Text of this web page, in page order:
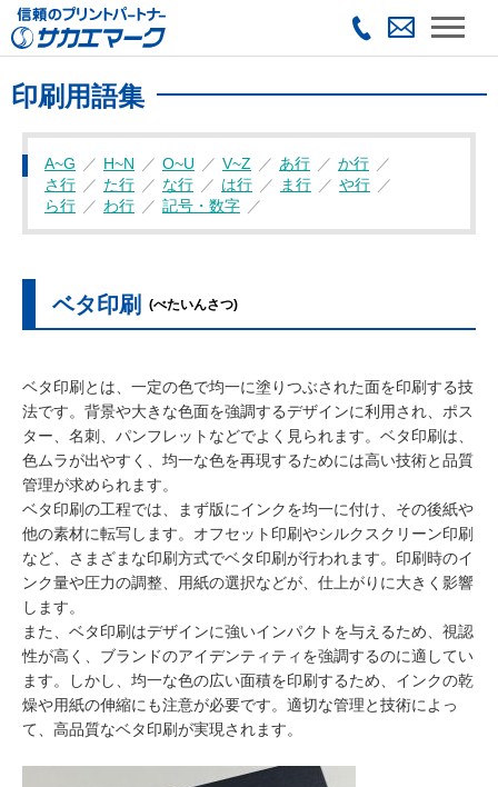
印刷用語集
A~G H~N O~U V~Z あ行
か行
さ行
た行 な行 は行 ま行
や行
ら行
わ行 記号・数字
ベタ印刷 (べたいんさつ)
ベタ印刷とは、一定の色で均一に塗りつぶされた面を印刷する技
法です。背景や大きな色面を強調するデザインに利用され、ポス
ター、名刺、パンフレットなどでよく見られます。ベタ印刷は、
色ムラが出やすく、均一な色を再現するためには高い技術と品質
管理が求められます。
ベタ印刷の工程では、まず版にインクを均一に付け、その後紙や
他の素材に転写します。オフセット印刷やシルクスクリーン印刷
など、さまざまな印刷方式でベタ印刷が行われます。印刷時のイ
ンク量や圧力の調整、用紙の選択などが、仕上がりに大きく影響
します。
また、ベタ印刷はデザインに強いインパクトを与えるため、視認
性が高く、ブランドのアイデンティティを強調するのに適してい
ます。しかし、均一な色の広い面積を印刷するため、インクの乾
燥や用紙の伸縮にも注意が必要です。適切な管理と技術によっ
て、高品質なベタ印刷が実現されます。